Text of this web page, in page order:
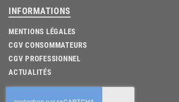
INFORMATIONS
MENTIONS LÉGALES
CGV CONSOMMATEURS
CGV PROFESSIONNEL
ACTUALITÉS